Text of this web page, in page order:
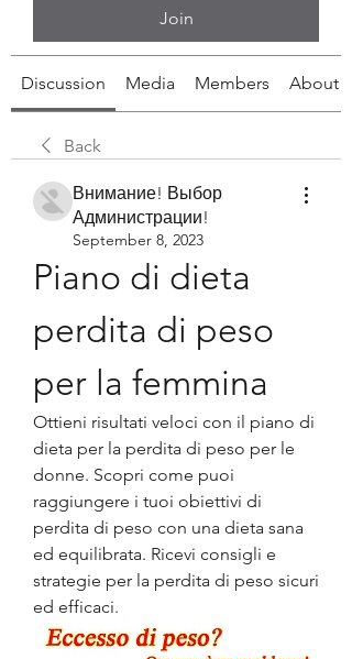
Join
Discussion Media Members About
Back
Внимание! Выбор
Администрации!
September 8, 2023
Piano di dieta
perdita di peso
per la femmina
Ottieni risultati veloci con il piano di
dieta per la perdita di peso per le
donne. Scopri come puoi
raggiungere i tuoi obiettivi di
perdita di peso con una dieta sana
ed equilibrata. Ricevi consigli e
strategie per la perdita di peso sicuri
ed efficaci.